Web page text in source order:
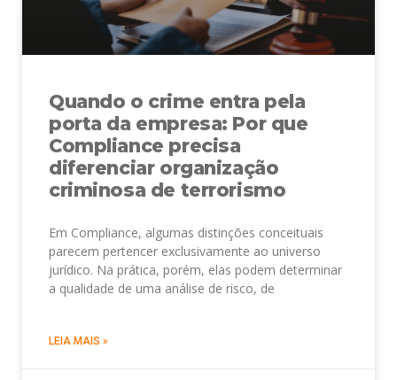
Quando o crime entra pela
porta da empresa: Por que
Compliance precisa
diferenciar organização
criminosa de terrorismo
Em Compliance, algumas distinções conceituais
parecem pertencer exclusivamente ao universo
jurídico. Na prática, porém, elas podem determinar
a qualidade de uma análise de risco, de
LEIA MAIS »